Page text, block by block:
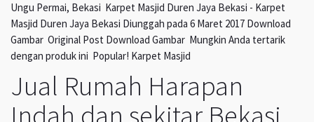
Ungu Permai, Bekasi Karpet Masjid Duren Jaya Bekasi - Karpet
Masjid Duren Jaya Bekasi Diunggah pada 6 Maret 2017 Download
Gambar Original Post Download Gambar Mungkin Anda tertarik
dengan produk ini Popular! Karpet Masjid
Jual Rumah Harapan